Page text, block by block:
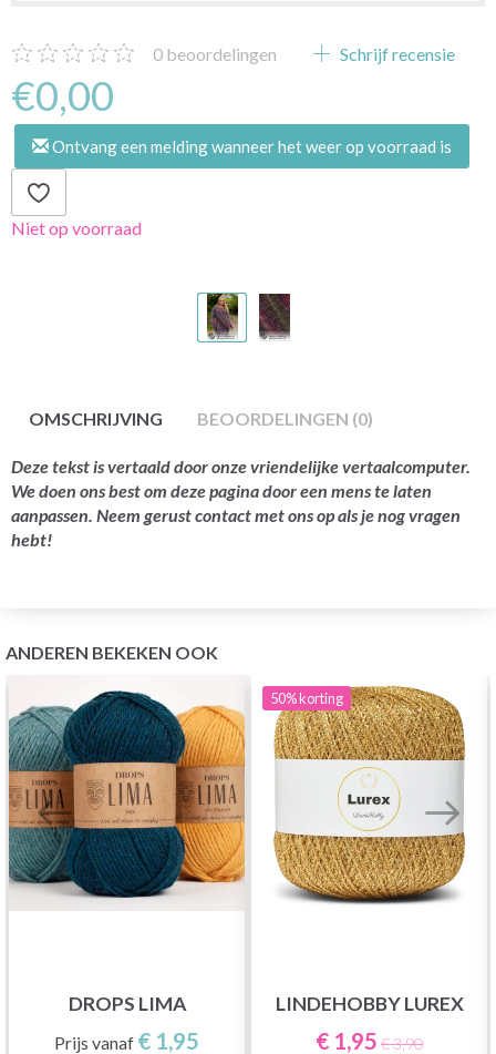
0 beoordelingen Schrijf recensie
€0,00
Ontvang een melding wanneer het weer op voorraad is
Niet op voorraad
OMSCHRIJVING BEOORDELINGEN (0)
Deze tekst is vertaald door onze vriendelijke vertaalcomputer.
We doen ons best om deze pagina door een mens te laten
aanpassen. Neem gerust contact met ons op als je nog vragen
hebt!
ANDEREN BEKEKEN OOK
DROPS LIMA
Prijs vanaf € 1,95
50%korting
LINDEHOBBY LUREX
€ 1,95 € 3,90